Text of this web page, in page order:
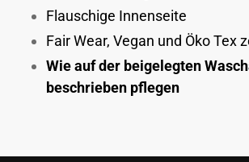
Flauschige Innenseite
Fair Wear, Vegan und Öko Tex
Wie auf der beigelegten
beschrieben pflegen